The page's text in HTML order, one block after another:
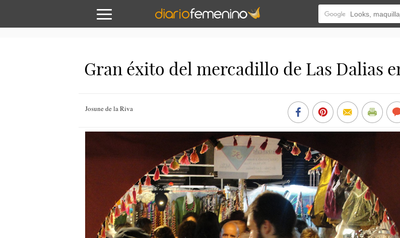
Gran éxito del mercadillo de Las Dalias
Josune de la Riva